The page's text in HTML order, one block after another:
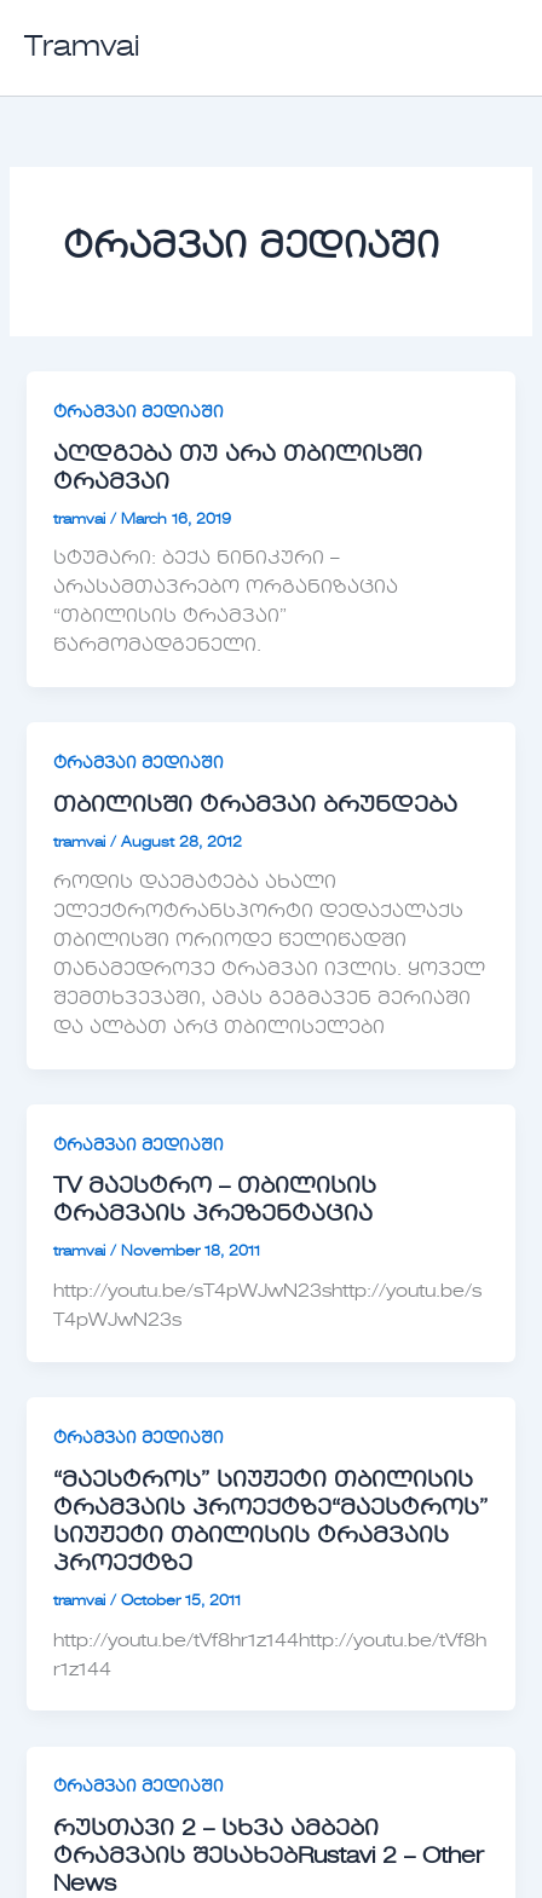
Tramvai
ტრამვაი მედიაში
ტრამვაი მედიაში
აღდგება თუ არა თბილისში
ტრამვაი
tramvai/ March 16, 2019
სტუმარი: ბექა ნინიკური –
არასამთავრებო ორგანიზაცია
“თბილისის ტრამვაი”
წარმომადგენელი.
ტრამვაი მედიაში
თბილისში ტრამვაი ბრუნდება
tramvai/August 28, 2012
როდის დაემატება ახალი
ელექტროტრანსპორტი დედაქალაქს
თბილისში ორიოდე წელიწადში
თანამედროვე ტრამვაი ივლის. ყოველ
შემთხვევაში, ამას გეგმავენ მერიაში
და ალბათ არც თბილისელები
ტრამვაი მედიაში
TV მაესტრო – თბილისის
ტრამვაის პრეზენტაცია
tramvai/ November 18, 2011
http://youtu.be/sT4pWJwN23shttp://youtu.be/s
T4pWJwN23s
ტრამვაი მედიაში
“მაესტროს” სიუჟეტი თბილისის
ტრამვაის პროექტზე“მაესტროს”
სიუჟეტი თბილისის ტრამვაის
პროექტზე
tramvai/October 15, 2011
http://youtu.be/tVf8hr1z144http://youtu.be/tVf8h
r1z144
ტრამვაი მედიაში
რუსთავი 2 – სხვა ამბები
ტრამვაის შესახებRustavi 2 – Other
News